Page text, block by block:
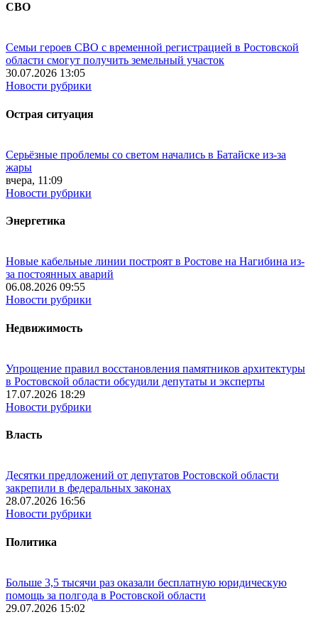
СВО
Семьи героев СВО с временной регистрацией в Ростовской
области смогут получить земельный участок
30.07.2026 13:05
Новости рубрики
Острая ситуация
Серьёзные проблемы со светом начались в Батайске из-за
жары
вчера, 11:09
Новости рубрики
Энергетика
Новые кабельные линии построят в Ростове на Нагибина из-
за постоянных аварий
06.08.2026 09:55
Новости рубрики
Недвижимость
Упрощение правил восстановления памятников архитектуры
в Ростовской области обсудили депутаты и эксперты
17.07.2026 18:29
Новости рубрики
Власть
Десятки предложений от депутатов Ростовской области
закрепили в федеральных законах
28.07.2026 16:56
Новости рубрики
Политика
Больше 3,5 тысячи раз оказали бесплатную юридическую
помощь за полгода в Ростовской области
29.07.2026 15:02